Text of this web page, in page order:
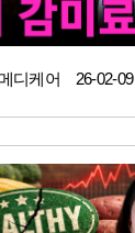
디케어 26-02-09